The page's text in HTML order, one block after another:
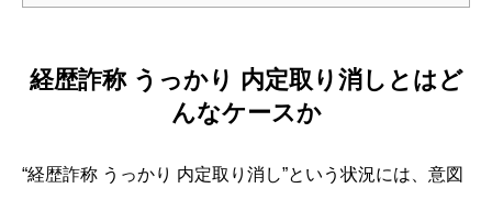
経歴詐称 うっかり 内定取り消しとはど
んなケースか
“経歴詐称 うっかり 内定取り消し”という状況には、意図